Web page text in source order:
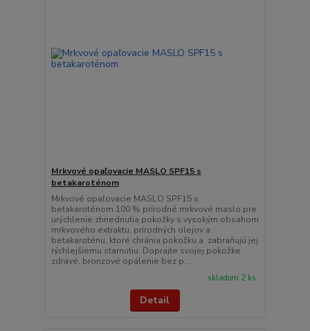
Mrkvové opaľovacie MASLO SPF15 s
betakaroténom
Mrkvové opaľovacie MASLO SPF15 s
betakaroténom 100 % prírodné mrkvové maslo pre
urýchlenie zhnednutia pokožky s vysokým obsahom
mrkvového extraktu, prírodných olejov a
betakaroténu, ktoré chránia pokožku a zabraňujú jej
rýchlejšiemu starnutiu. Doprajte svojej pokožke
zdravé, bronzové opálenie bez p...
skladom 2 ks
Detail